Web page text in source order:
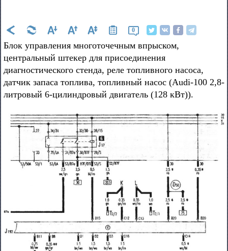
0
Блок управления многоточечным впрыском,
центральный штекер для присоединения
диагностического стенда, реле топливного насоса,
датчик запаса топлива, топливный насос (Audi-100 2,8-
литровый 6-цилиндровый двигатель (128 кВт)).